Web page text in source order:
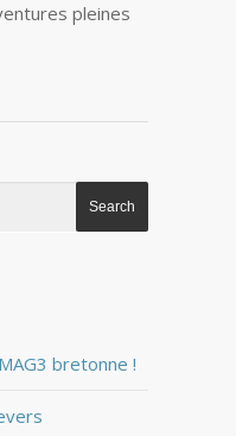
pleines
bretonne !